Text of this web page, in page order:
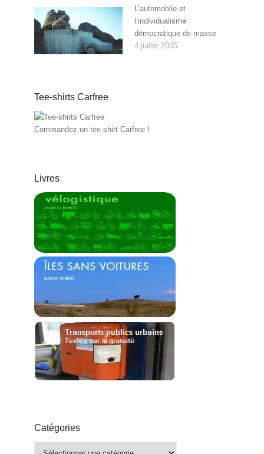
L’automobile et
l’individualisme
démocratique de masse
4 juillet 2005
Tee-shirts Carfree
Commandez un tee-shirt Carfree !
Livres
Catégories
Catégories